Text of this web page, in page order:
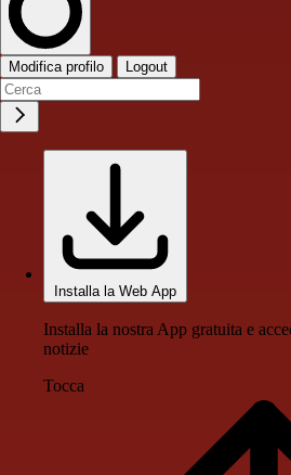
Modifica profilo Logout
Installa la Web App
Installa la nostra App gratuita e
notizie
Tocca